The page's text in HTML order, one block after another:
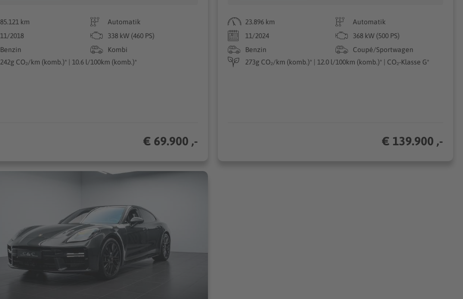
85.121 km
Automatik
11/2018
338 kW (460 PS)
Benzin
Kombi
242g CO₂/km (komb.)* | 10.6 l/100km (komb.)*
€ 69.900 ,-
23.896 km
Automatik
11/2024
368 kW (500 PS)
Benzin
Coupé/Sportwagen
273g CO₂/km (komb.)* | 12.0 l/100km (komb.)* | CO₂-Klasse G*
€ 139.900 ,-